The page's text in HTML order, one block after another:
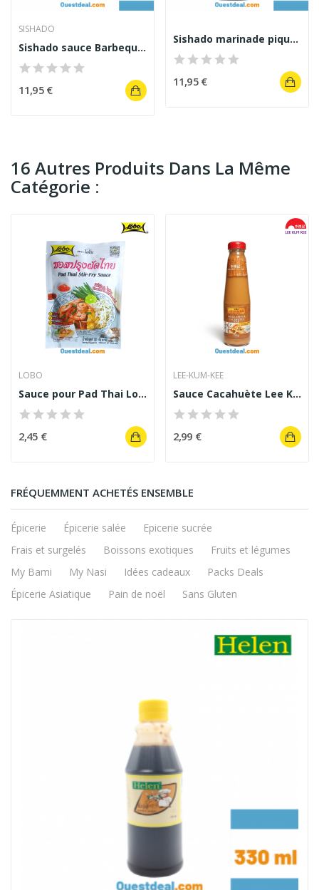
SISHADO
Sishado sauce Barbeque & Grill 1L
11,95 €
Sishado marinade piquant, salé et sucré 1 L
11,95 €
16 Autres Produits Dans La Même
Catégorie :
LOBO
Sauce pour Pad Thai Lobo 120 g
2,45 €
LEE-KUM-KEE
Sauce Cacahuète Lee Kum Kee 226 g
2,99 €
FRÉQUEMMENT ACHETÉS ENSEMBLE
Épicerie Épicerie salée
Epicerie sucrée
Frais et surgelés
Boissons exotiques
Fruits et légumes
My Bami
My Nasi Idées cadeaux
Packs Deals
Épicerie Asiatique
Pain de noël Sans Gluten